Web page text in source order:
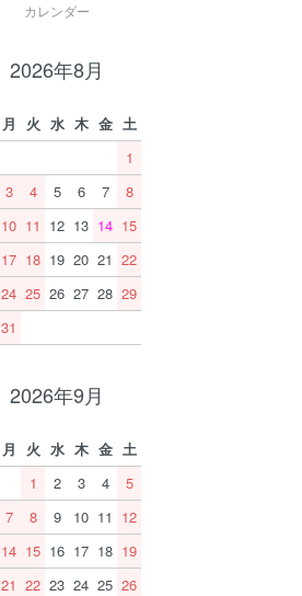
カレンダー
2026年8月
月 火 水 木 金 土
1
3 4 5 6 7
8
10 11 12 13 14 15
17 18 19 20 21 22
24 25 26 27 28 29
31
2026年9月
月 火 水 木 金 土
1
2 3 4
5
7 8 9 10 11 12
14 15 16 17 18 19
21 22 23 24 25 26